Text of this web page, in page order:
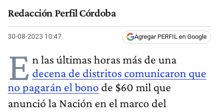
Redacción Perfil Córdoba
30-08-2023 10:47 Agregar PERFIL en Google
E n las últimas horas más de una
decena de distritos comunicaron que
no pagarán el bono de $60 mil que
anunció la Nación en el marco del